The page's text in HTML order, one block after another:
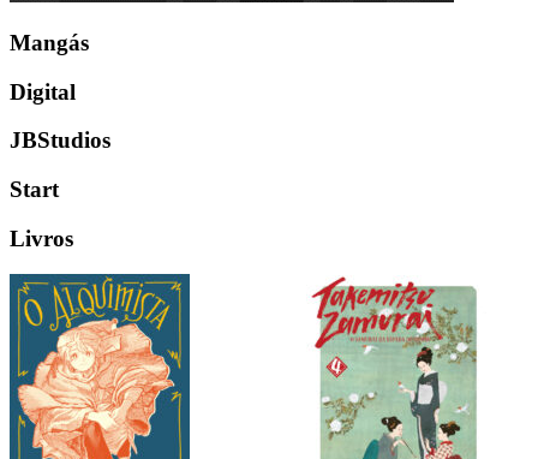
Mangás
Digital
JBStudios
Start
Livros